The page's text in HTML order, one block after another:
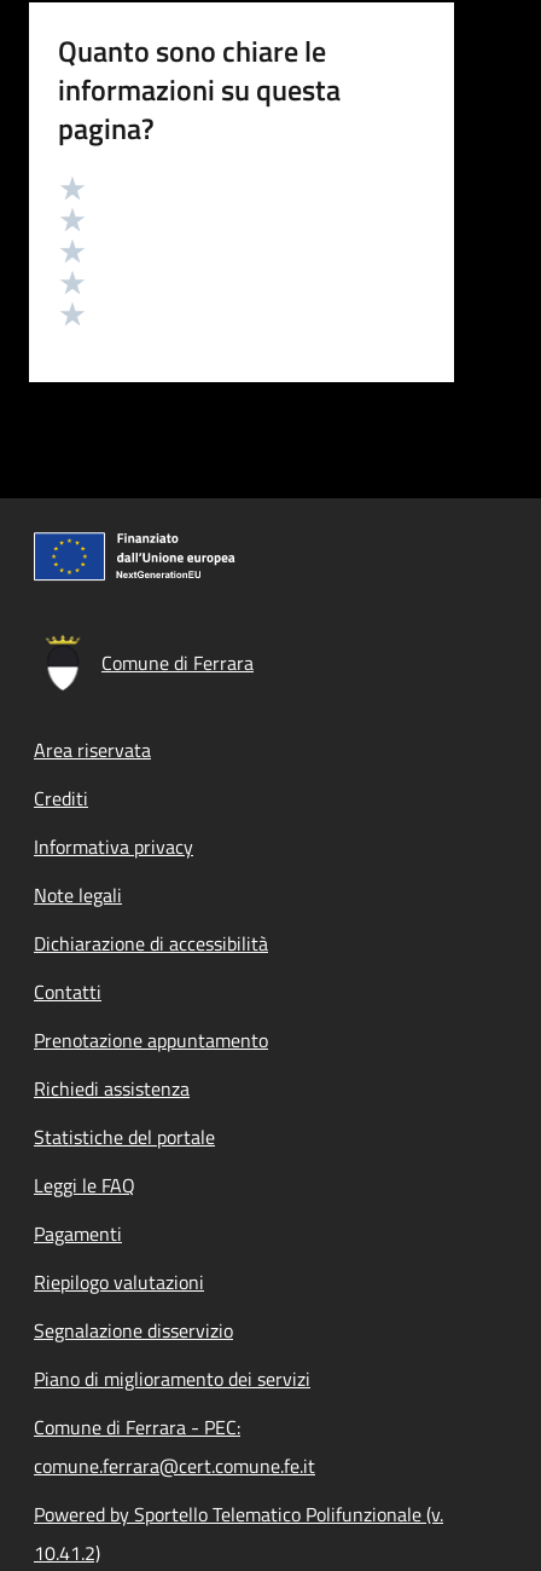
Quanto sono chiare le
informazioni su questa
pagina?
Valutazione
Comune di Ferrara
Footer menu
Area riservata
Crediti
Informativa privacy
Note legali
Dichiarazione di accessibilità
Contatti
Prenotazione appuntamento
Richiedi assistenza
Statistiche del portale
Leggi le FAQ
Pagamenti
Riepilogo valutazioni
Segnalazione disservizio
Piano di miglioramento dei servizi
Comune di Ferrara - PEC:
comune.ferrara@cert.comune.fe.it
Powered by Sportello Telematico Polifunzionale (v.
10.41.2)